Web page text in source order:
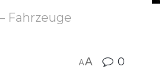
Fahrzeuge
AA 0